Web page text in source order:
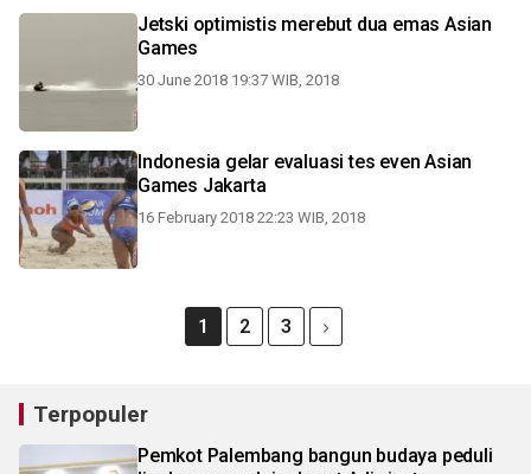
Jetski optimistis merebut dua emas Asian
Games
30 June 2018 19:37 WIB, 2018
Indonesia gelar evaluasi tes even Asian
Games Jakarta
16 February 2018 22:23 WIB, 2018
1 2 3
Terpopuler
Pemkot Palembang bangun budaya peduli